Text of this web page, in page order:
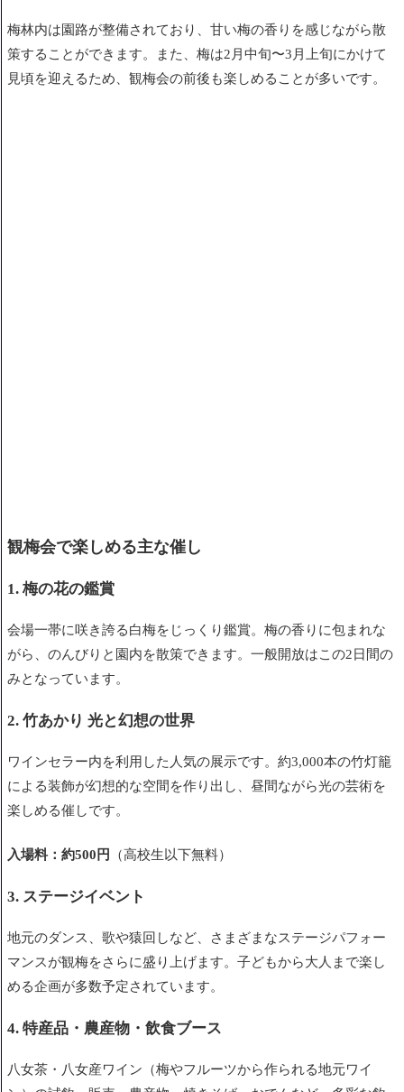
梅林内は園路が整備されており、甘い梅の香りを感じながら散
策することができます。また、梅は2月中旬〜3月上旬にかけて
見頃を迎えるため、観梅会の前後も楽しめることが多いです。
観梅会で楽しめる主な催し
1. 梅の花の鑑賞
会場一帯に咲き誇る白梅をじっくり鑑賞。梅の香りに包まれな
がら、のんびりと園内を散策できます。一般開放はこの2日間の
みとなっています。
2. 竹あかり 光と幻想の世界
ワインセラー内を利用した人気の展示です。約3,000本の竹灯籠
による装飾が幻想的な空間を作り出し、昼間ながら光の芸術を
楽しめる催しです。
入場料：約500円 （高校生以下無料）
3. ステージイベント
地元のダンス、歌や猿回しなど、さまざまなステージパフォー
マンスが観梅をさらに盛り上げます。子どもから大人まで楽し
める企画が多数予定されています。
4. 特産品・農産物・飲食ブース
八女茶・八女産ワイン（梅やフルーツから作られる地元ワイ